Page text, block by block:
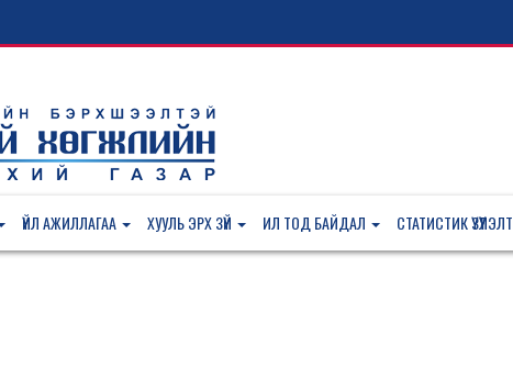
ҮЙЛ АЖИЛЛАГАА ХУУЛЬ ЭРХ ЗҮЙ ИЛ ТОД БАЙДАЛ СТАТИСТИК ҮЗҮҮЛЭЛТ